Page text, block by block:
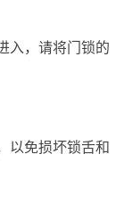
入，请将门锁的
以免损坏锁舌和